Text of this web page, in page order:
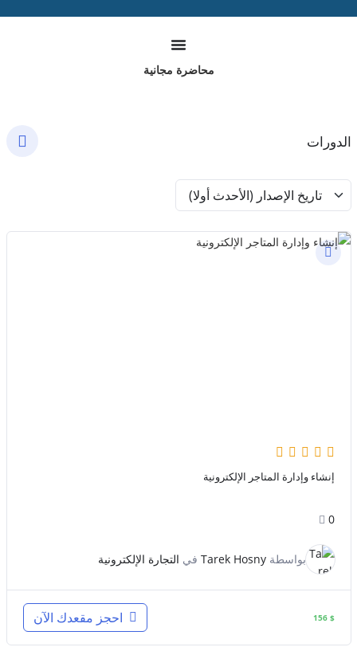
محاضرة مجانية
الدورات
إنشاء وإدارة المتاجر الإلكترونية
0
بواسطةTarek Hosny في التجارة الإلكترونية
156 $ احجز مقعدك الآن